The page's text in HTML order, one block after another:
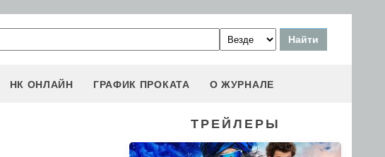
НК ОНЛАЙН ГРАФИК ПРОКАТА О ЖУРНАЛЕ
ТРЕЙЛЕРЫ